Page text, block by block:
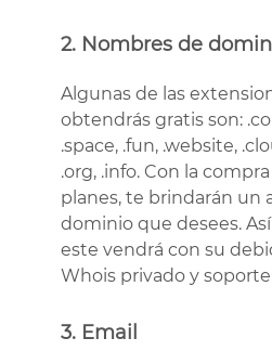
2. Nombres de
Algunas de las
obtendrás gratis son:
.space, .fun, .website,
.org, .info. Con la
planes, te brindarán un
dominio que desees.
este vendrá con su
Whois privado y
3. Email